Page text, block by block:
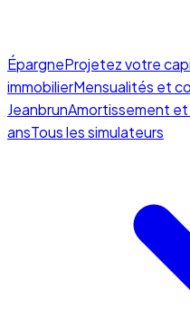
ÉpargneProjetez votre
immobilierMensualités et
JeanbrunAmortissement
ansTous les simulateurs